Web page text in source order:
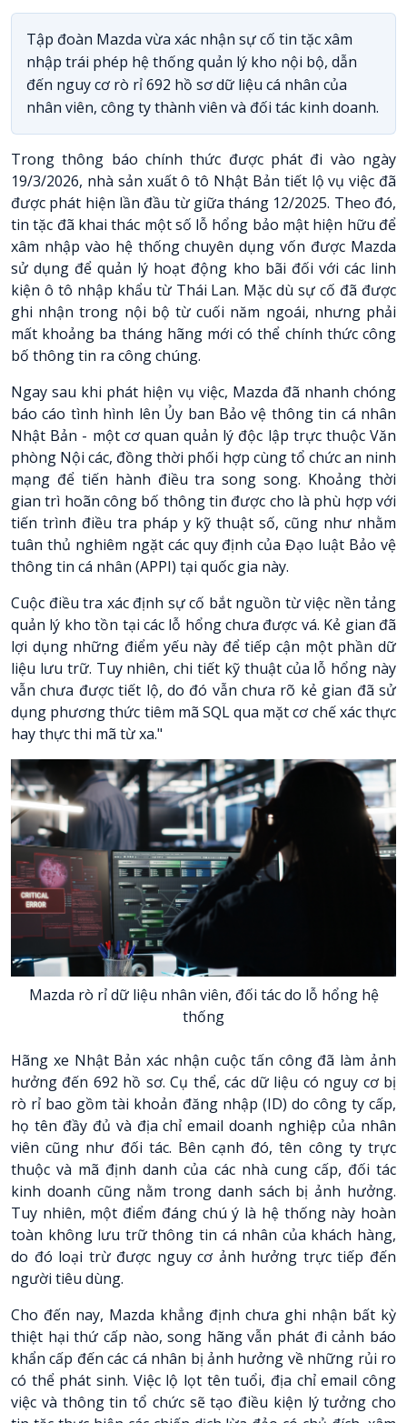
Tập đoàn Mazda vừa xác nhận sự cố tin tặc xâm
nhập trái phép hệ thống quản lý kho nội bộ, dẫn
đến nguy cơ rò rỉ 692 hồ sơ dữ liệu cá nhân của
nhân viên, công ty thành viên và đối tác kinh doanh.
Trong thông báo chính thức được phát đi vào ngày
19/3/2026, nhà sản xuất ô tô Nhật Bản tiết lộ vụ việc đã
được phát hiện lần đầu từ giữa tháng 12/2025. Theo đó,
tin tặc đã khai thác một số lỗ hổng bảo mật hiện hữu để
xâm nhập vào hệ thống chuyên dụng vốn được Mazda
sử dụng để quản lý hoạt động kho bãi đối với các linh
kiện ô tô nhập khẩu từ Thái Lan. Mặc dù sự cố đã được
ghi nhận trong nội bộ từ cuối năm ngoái, nhưng phải
mất khoảng ba tháng hãng mới có thể chính thức công
bố thông tin ra công chúng.
Ngay sau khi phát hiện vụ việc, Mazda đã nhanh chóng
báo cáo tình hình lên Ủy ban Bảo vệ thông tin cá nhân
Nhật Bản - một cơ quan quản lý độc lập trực thuộc Văn
phòng Nội các, đồng thời phối hợp cùng tổ chức an ninh
mạng để tiến hành điều tra song song. Khoảng thời
gian trì hoãn công bố thông tin được cho là phù hợp với
tiến trình điều tra pháp y kỹ thuật số, cũng như nhằm
tuân thủ nghiêm ngặt các quy định của Đạo luật Bảo vệ
thông tin cá nhân (APPI) tại quốc gia này.
Cuộc điều tra xác định sự cố bắt nguồn từ việc nền tảng
quản lý kho tồn tại các lỗ hổng chưa được vá. Kẻ gian đã
lợi dụng những điểm yếu này để tiếp cận một phần dữ
liệu lưu trữ. Tuy nhiên, chi tiết kỹ thuật của lỗ hổng này
vẫn chưa được tiết lộ, do đó vẫn chưa rõ kẻ gian đã sử
dụng phương thức tiêm mã SQL qua mặt cơ chế xác thực
hay thực thi mã từ xa."
Mazda rò rỉ dữ liệu nhân viên, đối tác do lỗ hổng hệ
thống
Hãng xe Nhật Bản xác nhận cuộc tấn công đã làm ảnh
hưởng đến 692 hồ sơ. Cụ thể, các dữ liệu có nguy cơ bị
rò rỉ bao gồm tài khoản đăng nhập (ID) do công ty cấp,
họ tên đầy đủ và địa chỉ email doanh nghiệp của nhân
viên cũng như đối tác. Bên cạnh đó, tên công ty trực
thuộc và mã định danh của các nhà cung cấp, đối tác
kinh doanh cũng nằm trong danh sách bị ảnh hưởng.
Tuy nhiên, một điểm đáng chú ý là hệ thống này hoàn
toàn không lưu trữ thông tin cá nhân của khách hàng,
do đó loại trừ được nguy cơ ảnh hưởng trực tiếp đến
người tiêu dùng.
Cho đến nay, Mazda khẳng định chưa ghi nhận bất kỳ
thiệt hại thứ cấp nào, song hãng vẫn phát đi cảnh báo
khẩn cấp đến các cá nhân bị ảnh hưởng về những rủi ro
có thể phát sinh. Việc lộ lọt tên tuổi, địa chỉ email công
việc và thông tin tổ chức sẽ tạo điều kiện lý tưởng cho